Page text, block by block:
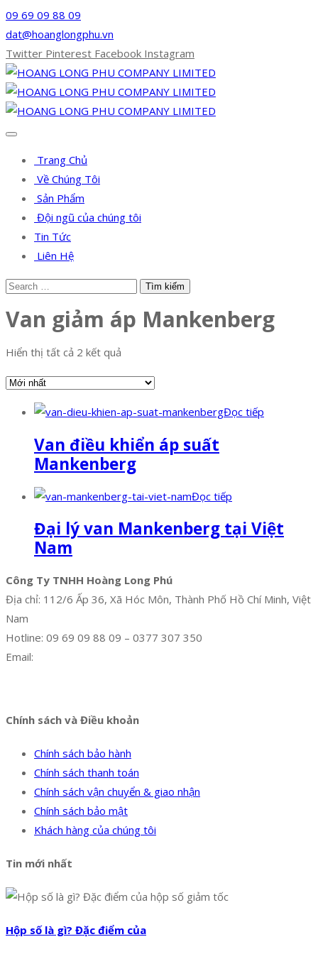
09 69 09 88 09
dat@hoanglongphu.vn
Twitter Pinterest Facebook Instagram
Trang Chủ
Về Chúng Tôi
Sản Phẩm
Đội ngũ của chúng tôi
Tin Tức
Liên Hệ
Van giảm áp Mankenberg
Hiển thị tất cả 2 kết quả
Đọc tiếp
Van điều khiển áp suất
Mankenberg
Đọc tiếp
Đại lý van Mankenberg tại Việt
Nam
Công Ty TNHH Hoàng Long Phú
Địa chỉ: 112/6 Ấp 36, Xã Hóc Môn, Thành Phố Hồ Chí Minh, Việt
Nam
Hotline: 09 69 09 88 09 – 0377 307 350
Email:
Chính sách và Điều khoản
Chính sách bảo hành
Chính sách thanh toán
Chính sách vận chuyển & giao nhận
Chính sách bảo mật
Khách hàng của chúng tôi
Tin mới nhất
Hộp số là gì? Đặc điểm của